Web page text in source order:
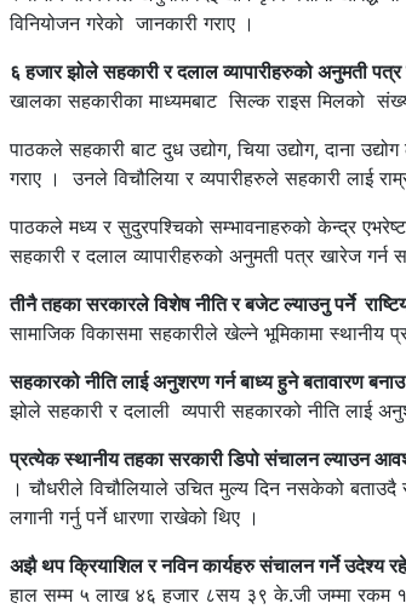
विनियोजन गरेको जानकारी गराए ।
६ हजार झोले सहकारी र दलाल व्यापारीहरुको अनुमती
खालका सहकारीका माध्यमबाट सिल्क राइस मिलको
पाठकले सहकारी बाट दुध उद्योग, चिया उद्योग, दाना
गराए । उनले विचौलिया र व्यपारीहरुले सहकारी लाई
पाठकले मध्य र सुदुरपश्चिको सम्भावनाहरुको केन्द्र
सहकारी र दलाल व्यापारीहरुको अनुमती पत्र खारेज
तीनै तहका सरकारले विशेष नीति र बजेट ल्याउनु पर्ने
सामाजिक विकासमा सहकारीले खेल्ने भूमिकामा स्थानीय
सहकारको नीति लाई अनुशरण गर्न बाध्य हुने बतावारण
झोले सहकारी र दलाली व्यपारी सहकारको नीति लाई
प्रत्येक स्थानीय तहका सरकारी डिपो संचालन ल्याउन
। चौधरीले विचौलियाले उचित मुल्य दिन नसकेको बताउदै
लगानी गर्नु पर्ने धारणा राखेको थिए ।
अझै थप क्रियाशिल र नविन कार्यहरु संचालन गर्ने उदेश्य
हाल सम्म ५ लाख ४६ हजार ८सय ३९ के.जी जम्मा रकम १